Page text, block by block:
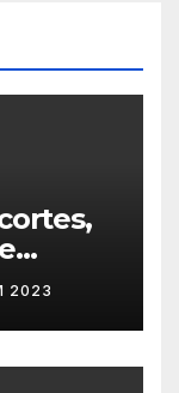
Ley
2023